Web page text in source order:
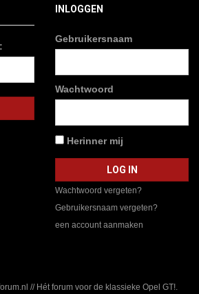
INLOGGEN
Gebruikersnaam
Wachtwoord
Herinner mij
Wachtwoord vergeten?
Gebruikersnaam vergeten?
een account aanmaken
// Hét forum voor de klassieke Opel GT!.